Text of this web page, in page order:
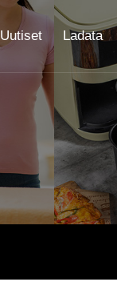
Uutiset Ladata